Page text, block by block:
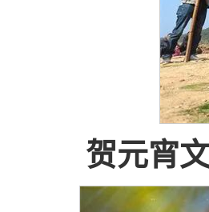
贺元宵